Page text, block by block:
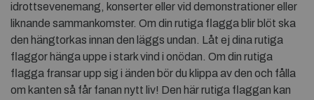
idrottsevenemang, konserter eller vid demonstrationer eller
liknande sammankomster. Om din rutiga flagga blir blöt ska
den hängtorkas innan den läggs undan. Låt ej dina rutiga
flaggor hänga uppe i stark vind i onödan. Om din rutiga
flagga fransar upp sig i änden bör du klippa av den och fålla
om kanten så får fanan nytt liv! Den här rutiga flaggan kan